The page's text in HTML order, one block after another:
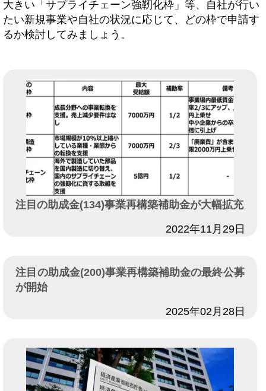
大きい「サプライチェーン強靭化枠」等、自社が行い
たい新規事業や自社の状況に応じて、どの枠で申請す
るか検討してみましょう。
注目の助成金(134)事業再構築補助金が大幅拡充
2022年11月29日
注目の助成金(200)事業再構築補助金の最終公募
が開始
2025年02月28日